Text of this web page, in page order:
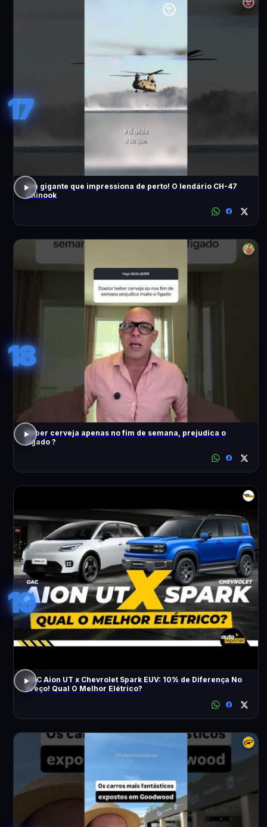
17
Um gigante que impressiona de perto! O lendário CH-47
Chinook
18
Beber cerveja apenas no fim de semana, prejudica o
fígado ?
19
GAC Aion UT x Chevrolet Spark EUV: 10% de Diferença No
Preço! Qual O Melhor Elétrico?